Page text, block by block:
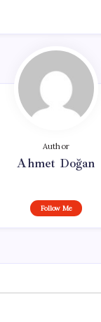
Author
Ahmet Doğan
Follow Me